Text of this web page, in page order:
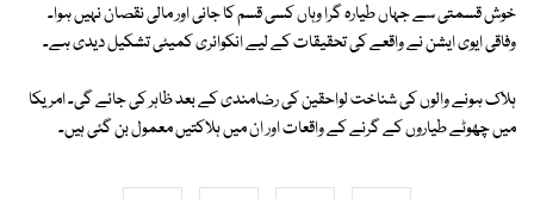
خوش قسمتی سے جہاں طیارہ گرا وہاں کسی قسم کا جانی اور مالی نقصان نہیں ہوا۔
وفاقی ایوی ایشن نے واقعے کی تحقیقات کے لیے انکوائری کمیٹی تشکیل دیدی ہے۔
ہلاک ہونے والوں کی شناخت لواحقین کی رضامندی کے بعد ظاہر کی جائے گی۔ امریکا
میں چھوٹے طیاروں کے گرنے کے واقعات اور ان میں ہلاکتیں معمول بن گئی ہیں۔